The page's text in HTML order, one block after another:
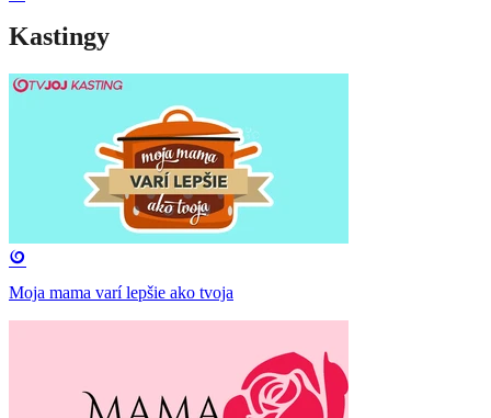
Kastingy
Moja mama varí lepšie ako tvoja